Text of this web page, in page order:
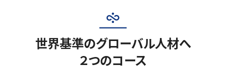
世界基準のグローバル人材へ
２つのコース